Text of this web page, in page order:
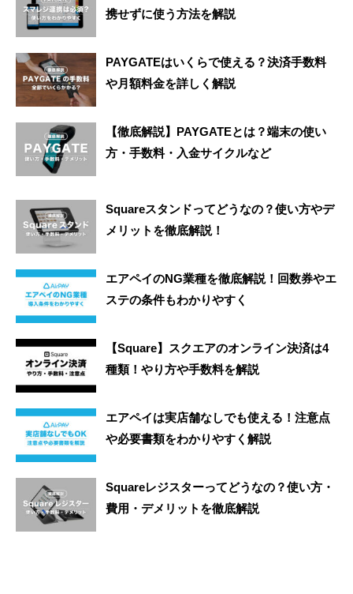
携せずに使う方法を解説
PAYGATEはいくらで使える？決済手数料
や月額料金を詳しく解説
【徹底解説】PAYGATEとは？端末の使い
方・手数料・入金サイクルなど
Squareスタンドってどうなの？使い方やデ
メリットを徹底解説！
エアペイのNG業種を徹底解説！回数券やエ
ステの条件もわかりやすく
【Square】スクエアのオンライン決済は4
種類！やり方や手数料を解説
エアペイは実店舗なしでも使える！注意点
や必要書類をわかりやすく解説
Squareレジスターってどうなの？使い方・
費用・デメリットを徹底解説